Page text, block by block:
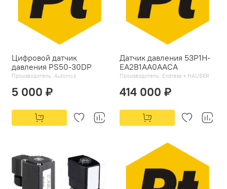
Цифровой датчик
давления PS50-30DP
Производитель: Autonics
5 000 ₽
Датчик давления 53P1H-
EA2B1AA0AACA
Производитель: Endress + HAUSER
414 000 ₽